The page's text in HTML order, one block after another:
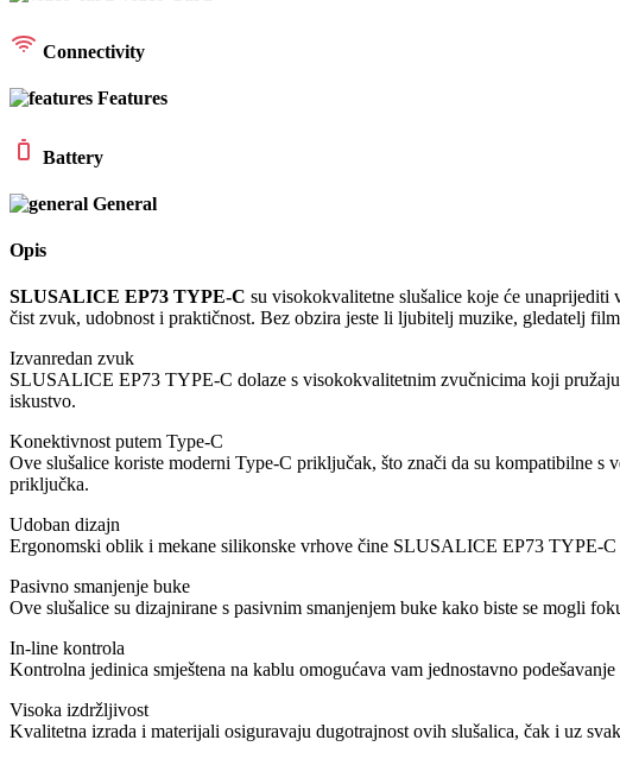
Connectivity
Features
Battery
General
Opis
SLUSALICE EP73 TYPE-C su visokokvalitetne slušalice koje će unaprijediti
čist zvuk, udobnost i praktičnost. Bez obzira jeste li ljubitelj muzike, gledatelj
Izvanredan zvuk
SLUSALICE EP73 TYPE-C dolaze s visokokvalitetnim zvučnicima koji
iskustvo.
Konektivnost putem Type-C
Ove slušalice koriste moderni Type-C priključak, što znači da su kompatibilne
priključka.
Udoban dizajn
Ergonomski oblik i mekane silikonske vrhove čine SLUSALICE EP73 TYPE-C
Pasivno smanjenje buke
Ove slušalice su dizajnirane s pasivnim smanjenjem buke kako biste se mogli
In-line kontrola
Kontrolna jedinica smještena na kablu omogućava vam jednostavno
Visoka izdržljivost
Kvalitetna izrada i materijali osiguravaju dugotrajnost ovih slušalica, čak i uz